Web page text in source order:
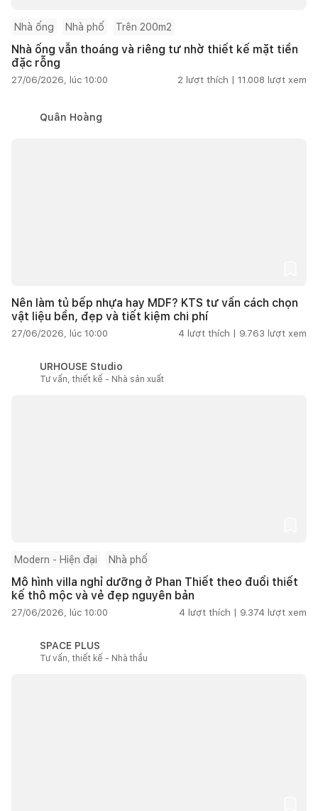
Nhà ống Nhà phố Trên 200m2
Nhà ống vẫn thoáng và riêng tư nhờ thiết kế mặt tiền
đặc rỗng
27/06/2026, lúc 10:00 2 lượt thích | 11.008 lượt xem
Quân Hoàng
Nên làm tủ bếp nhựa hay MDF? KTS tư vấn cách chọn
vật liệu bền, đẹp và tiết kiệm chi phí
27/06/2026, lúc 10:00 4 lượt thích | 9.763 lượt xem
URHOUSE Studio
Tư vấn, thiết kế - Nhà sản xuất
Modern - Hiện đại Nhà phố
Mô hình villa nghỉ dưỡng ở Phan Thiết theo đuổi thiết
kế thô mộc và vẻ đẹp nguyên bản
27/06/2026, lúc 10:00 4 lượt thích | 9.374 lượt xem
SPACE PLUS
Tư vấn, thiết kế - Nhà thầu